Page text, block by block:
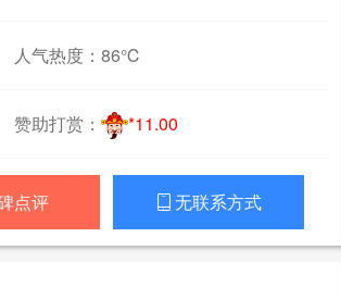
人气热度： 86℃
赞助打赏： *11.00
点评  无联系方式